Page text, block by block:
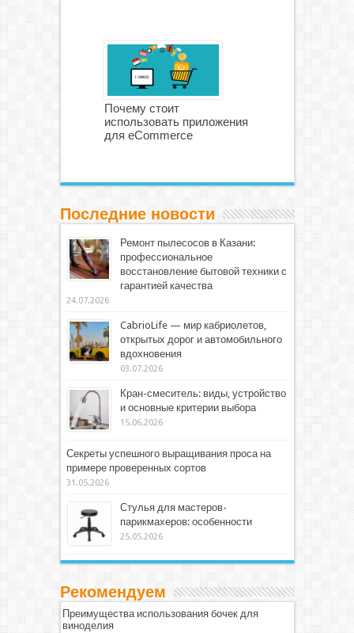
Почему стоит
использовать приложения
для eCommerce
Последние новости
Ремонт пылесосов в Казани:
профессиональное
восстановление бытовой техники с
гарантией качества
24.07.2026
CabrioLife — мир кабриолетов,
открытых дорог и автомобильного
вдохновения
03.07.2026
Кран-смеситель: виды, устройство
и основные критерии выбора
15.06.2026
Секреты успешного выращивания проса на
примере проверенных сортов
31.05.2026
Стулья для мастеров-
парикмахеров: особенности
25.05.2026
Рекомендуем
Преимущества использования бочек для
виноделия